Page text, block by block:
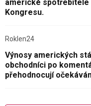
americké spotřebitele
Kongresu.
Roklen24
Výnosy amerických
obchodníci po
přehodnocují